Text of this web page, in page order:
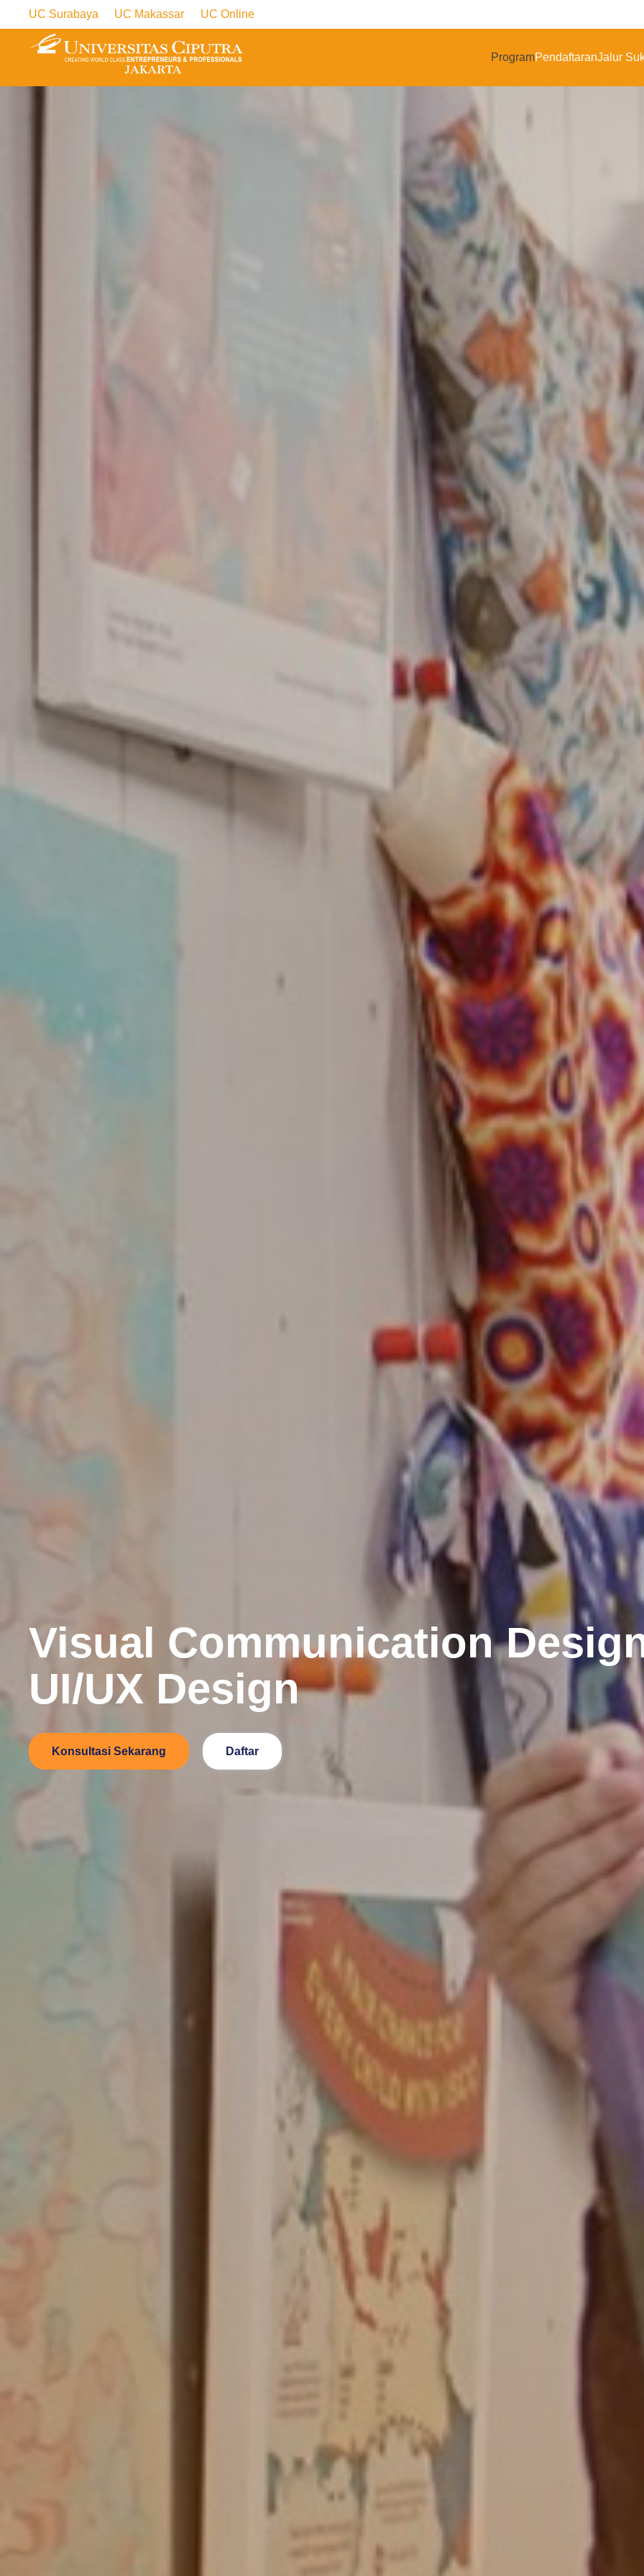
UC Surabaya UC Makassar UC Online
ProgramPendaftaranJalur
Visual Communication
UI/UX Design
Konsultasi Sekarang Daftar